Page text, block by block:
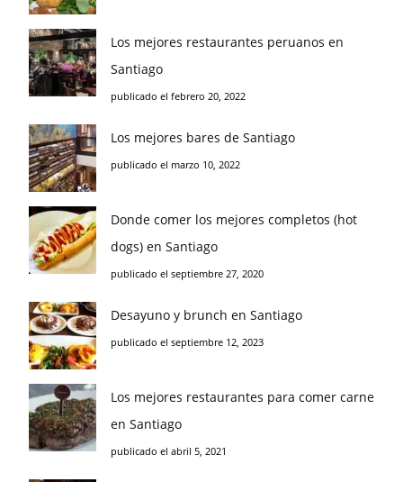
Los mejores restaurantes peruanos en
Santiago
publicado el febrero 20, 2022
Los mejores bares de Santiago
publicado el marzo 10, 2022
Donde comer los mejores completos (hot
dogs) en Santiago
publicado el septiembre 27, 2020
Desayuno y brunch en Santiago
publicado el septiembre 12, 2023
Los mejores restaurantes para comer carne
en Santiago
publicado el abril 5, 2021